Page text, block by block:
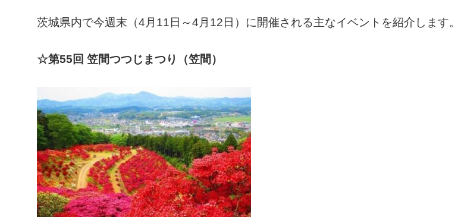
茨城県内で今週末（4月11日～4月12日）に開催される主なイベントを紹介します。
☆第55回 笠間つつじまつり（笠間）